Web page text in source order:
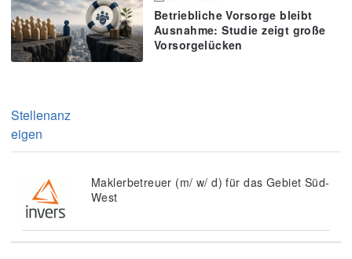
Betriebliche Vorsorge bleibt
Ausnahme: Studie zeigt große
Vorsorgelücken
Stellenanz
eigen
Maklerbetreuer (m/ w/ d) für das Gebiet Süd-
West